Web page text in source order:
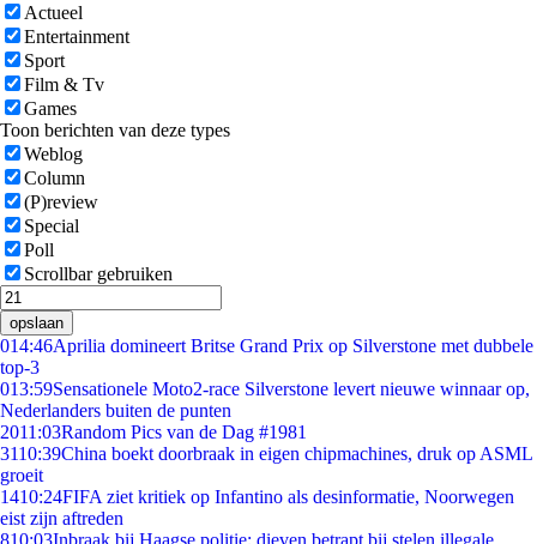
Actueel
Entertainment
Sport
Film & Tv
Games
Toon berichten van deze types
Weblog
Column
(P)review
Special
Poll
Scrollbar gebruiken
opslaan
014:46Aprilia domineert Britse Grand Prix op Silverstone met dubbele
top-3
013:59Sensationele Moto2-race Silverstone levert nieuwe winnaar op,
Nederlanders buiten de punten
2011:03Random Pics van de Dag #1981
3110:39China boekt doorbraak in eigen chipmachines, druk op ASML
groeit
1410:24FIFA ziet kritiek op Infantino als desinformatie, Noorwegen
eist zijn aftreden
810:03Inbraak bij Haagse politie: dieven betrapt bij stelen illegale